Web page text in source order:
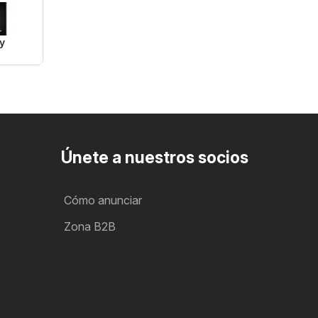
Únete a nuestros socios
Cómo anunciar
Zona B2B